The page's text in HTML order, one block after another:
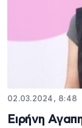
02.03.2024, 8:48
Ειρήνη